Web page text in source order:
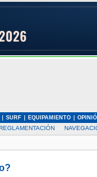
SURF EQUIPAMIENTO